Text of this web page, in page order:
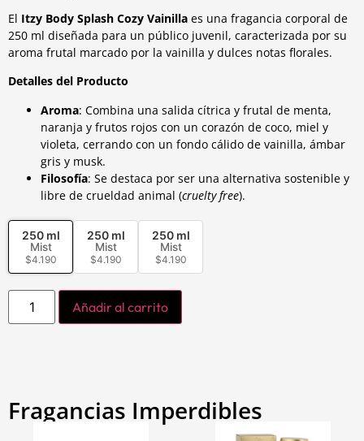
El Itzy Body Splash Cozy Vainilla es una fragancia corporal de
250 ml diseñada para un público juvenil, caracterizada por su
aroma frutal marcado por la vainilla y dulces notas florales.
Detalles del Producto
Aroma: Combina una salida cítrica y frutal de menta,
naranja y frutos rojos con un corazón de coco, miel y
violeta, cerrando con un fondo cálido de vainilla, ámbar
gris y musk.
Filosofía: Se destaca por ser una alternativa sostenible y
libre de crueldad animal (cruelty free).
250 ml
Mist
$4.190
250 ml
Mist
$4.190
250 ml
Mist
$4.190
Añadir al carrito
Fragancias Imperdibles